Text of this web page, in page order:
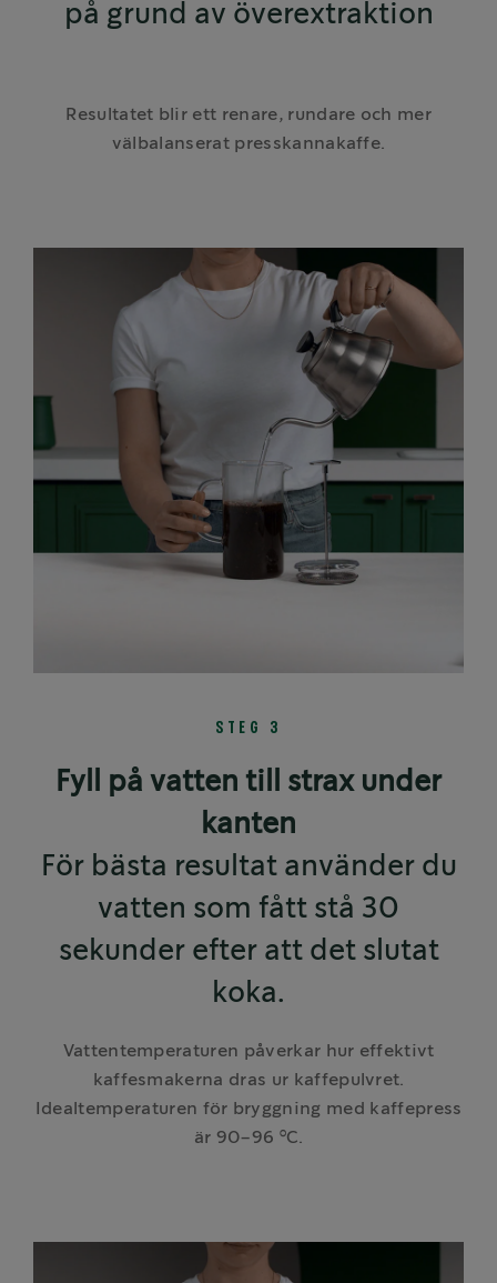
på grund av överextraktion
Resultatet blir ett renare, rundare och mer
välbalanserat presskannakaffe.
STEG 3
Fyll på vatten till strax under
kanten
För bästa resultat använder du
vatten som fått stå 30
sekunder efter att det slutat
koka.
Vattentemperaturen påverkar hur effektivt
kaffesmakerna dras ur kaffepulvret.
Idealtemperaturen för bryggning med kaffepress
är 90–96 °C.